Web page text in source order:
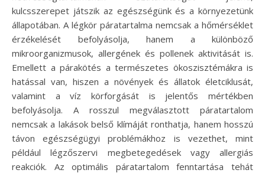
kulcsszerepet játszik az egészségünk és a környezetünk
állapotában. A légkör páratartalma nemcsak a hőmérséklet
érzékelését befolyásolja, hanem a különböző
mikroorganizmusok, allergének és pollenek aktivitását is.
Emellett a párakötés a természetes ökoszisztémákra is
hatással van, hiszen a növények és állatok életciklusát,
valamint a víz körforgását is jelentős mértékben
befolyásolja. A rosszul megválasztott páratartalom
nemcsak a lakások belső klímáját ronthatja, hanem hosszú
távon egészségügyi problémákhoz is vezethet, mint
például légzőszervi megbetegedések vagy allergiás
reakciók. Az optimális páratartalom fenntartása tehát